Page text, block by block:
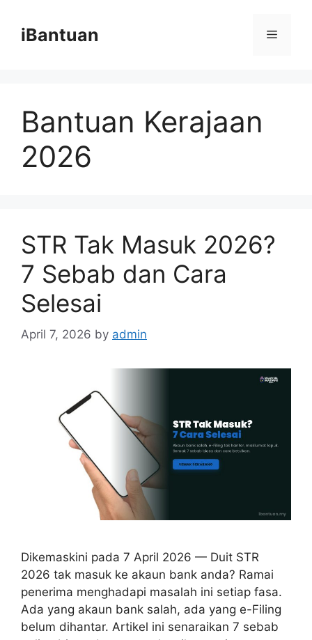
contentiBantuan Menu
Bantuan Kerajaan
2026
STR Tak Masuk 2026?
7 Sebab dan Cara
Selesai
April 7, 2026 by admin
Dikemaskini pada 7 April 2026 — Duit STR
2026 tak masuk ke akaun bank anda? Ramai
penerima menghadapi masalah ini setiap fasa.
Ada yang akaun bank salah, ada yang e-Filing
belum dihantar. Artikel ini senaraikan 7 sebab